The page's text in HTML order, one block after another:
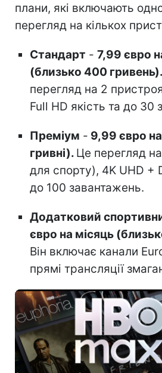
плани, які включають
перегляд на кількох
Стандарт - 7,99 євро
(близько 400 гривень).
перегляд на 2
Full HD якість та до 30
Преміум - 9,99 євро
гривні). Це перегляд
для спорту), 4K UHD +
до 100 завантажень.
Додатковий
євро на місяць
Він включає канали
прямі трансляції